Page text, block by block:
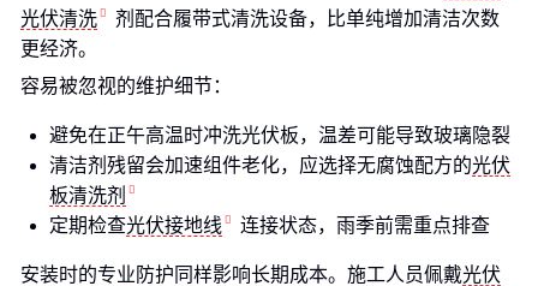
光伏清洗
剂配合履带式清洗设备，比单纯增加清洁次数
更经济。
容易被忽视的维护细节：
避免在正午高温时冲洗光伏板，温差可能导致玻璃隐裂
清洁剂残留会加速组件老化，应选择无腐蚀配方的光伏
板清洗剂
定期检查光伏接地线 连接状态，雨季前需重点排查
安装时的专业防护同样影响长期成本。施工人员佩戴光伏